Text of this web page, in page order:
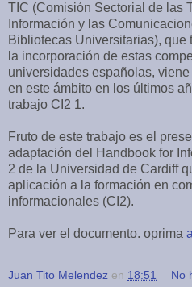
TIC (Comisión Sectorial de las
Información y las
Bibliotecas Universitarias),
la incorporación de estas
universidades españolas,
en este ámbito en los últimos
trabajo CI2 1.
Fruto de este trabajo es el
adaptación del Handbook for
2 de la Universidad de Cardiff
aplicación a la formación en
informacionales (CI2).
Para ver el documento. oprima
Juan Tito Melendez en 18:51 No